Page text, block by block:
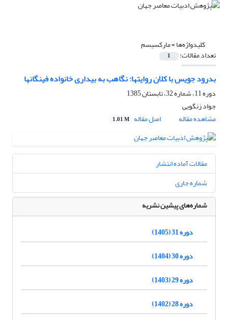
کلیدواژه‌ها =مارکسیسم
تعداد مقالات: 1
بدرود جویس با کلان روایتها: نگاهب به بیداری خانواده فینگانها
دوره 11، شماره 32، تابستان 1385
جواد زنگویی
مشاهده مقاله
اصل مقاله 1.01 M
مقالات آماده انتشار
شماره جاری
شماره‌های پیشین نشریه
دوره 31 (1405)
دوره 30 (1404)
دوره 29 (1403)
دوره 28 (1402)